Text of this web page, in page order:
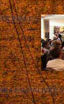
LES PAUVRES